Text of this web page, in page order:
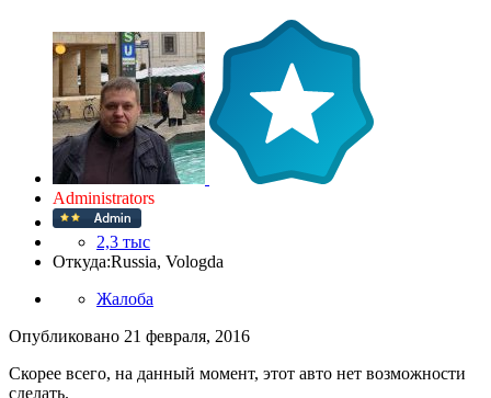
Administrators
2,3 тыс
Откуда:Russia, Vologda
Жалоба
Опубликовано 21 февраля, 2016
Скорее всего, на данный момент, этот авто нет возможности
сделать.